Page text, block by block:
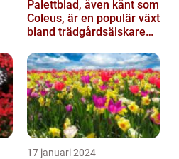
Palettblad, även känt som
Coleus, är en populär växt
bland trädgårdsälskare
17 januari 2024